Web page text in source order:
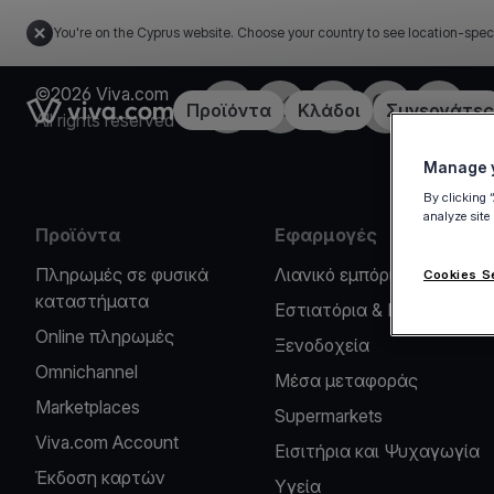
You're on the Cyprus website. Choose your country to see location-
Link to the homepageΠροϊόντα Κλάδοι Συνεργάτες
©2026 Viva.com
All rights reserved
Facebook
X LinkedInInstagramYouTube
Προϊόντα
Πληρωμές σε φυσικά
καταστήματα
Online πληρωμές
Omnichannel
Marketplaces
Viva.com Account
Έκδοση καρτών
Εφαρμογές
Λιανικό εμπόριο
Εστιατόρια & Καφέ
Ξενοδοχεία
Μέσα μεταφοράς
Supermarkets
Εισιτήρια και Ψυχαγωγία
Υγεία
Manage
By clicking
analyze
Cookies